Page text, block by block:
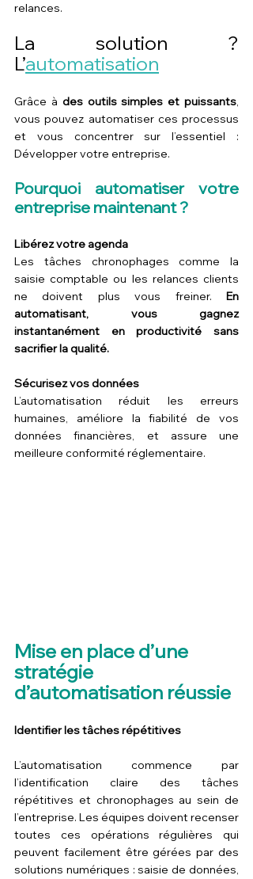
relances.
La solution ?
L’automatisation
Grâce à des outils simples et puissants,
vous pouvez automatiser ces processus
et vous concentrer sur l’essentiel :
Développer votre entreprise.
Pourquoi automatiser votre
entreprise maintenant ?
Libérez votre agenda
Les tâches chronophages comme la
saisie comptable ou les relances clients
ne doivent plus vous freiner. En
automatisant, vous gagnez
instantanément en productivité sans
sacrifier la qualité.
Sécurisez vos données
L’automatisation réduit les erreurs
humaines, améliore la fiabilité de vos
données financières, et assure une
meilleure conformité réglementaire.
Mise en place d’une
stratégie
d’automatisation réussie
Identifier les tâches répétitives
L’automatisation commence par
l’identification claire des tâches
répétitives et chronophages au sein de
l’entreprise. Les équipes doivent recenser
toutes ces opérations régulières qui
peuvent facilement être gérées par des
solutions numériques : saisie de données,